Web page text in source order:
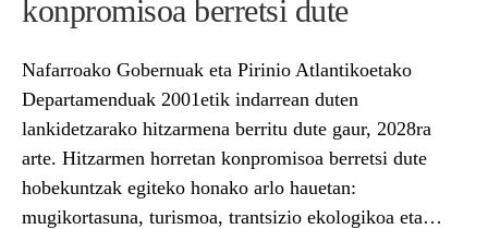
konpromisoa berretsi dute
Nafarroako Gobernuak eta Pirinio Atlantikoetako
Departamenduak 2001etik indarrean duten
lankidetzarako hitzarmena berritu dute gaur, 2028ra
arte. Hitzarmen horretan konpromisoa berretsi dute
hobekuntzak egiteko honako arlo hauetan:
mugikortasuna, turismoa, trantsizio ekologikoa eta